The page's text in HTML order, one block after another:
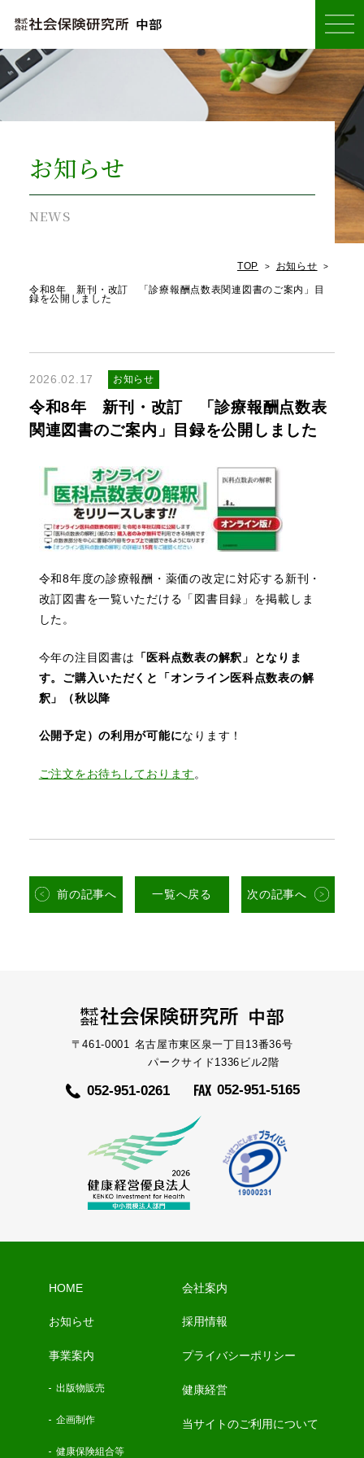
お知らせ
TOP お知らせ
令和8年 新刊・改訂 「診療報酬点数表関連図書のご案内」目
録を公開しました
2026.02.17 お知らせ
令和8年 新刊・改訂 「診療報酬点数表
関連図書のご案内」目録を公開しました
令和8年度の診療報酬・薬価の改定に対応する新刊・
改訂図書を一覧いただける「図書目録」を掲載しま
した。
今年の注目図書は 「医科点数表の解釈」となりま
す。ご購入いただくと「オンライン医科点数表の解
釈」（秋以降
公開予定）の利用が可能になります！
ご注文をお待ちしております 。
前の記事へ 一覧へ戻る 次の記事へ
〒461-0001
名古屋市東区泉一丁目13番36号
パークサイド1336ビル2階
052-951-0261 052-951-5165
HOME
お知らせ
事業案内
出版物販売
企画制作
健康保険組合等
会社案内
採用情報
プライバシーポリシー
健康経営
当サイトのご利用について